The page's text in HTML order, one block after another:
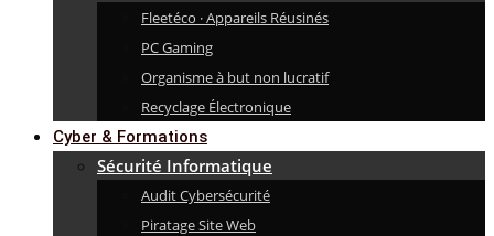
Fleetéco · Appareils Réusinés
PC Gaming
Organisme à but non lucratif
Recyclage Électronique
Cyber & Formations
Sécurité Informatique
Audit Cybersécurité
Piratage Site Web